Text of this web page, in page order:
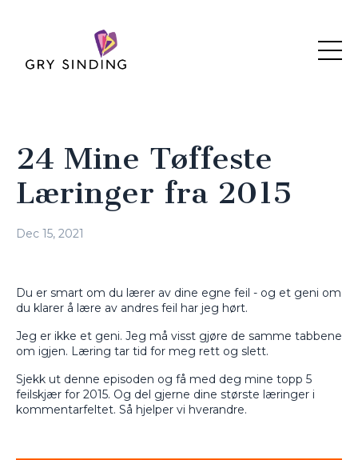
24 Mine Tøffeste
Læringer fra 2015
Dec 15, 2021
Du er smart om du lærer av dine egne feil - og et geni om
du klarer å lære av andres feil har jeg hørt.
Jeg er ikke et geni. Jeg må visst gjøre de samme tabbene
om igjen. Læring tar tid for meg rett og slett.
Sjekk ut denne episoden og få med deg mine topp 5
feilskjær for 2015. Og del gjerne dine største læringer i
kommentarfeltet. Så hjelper vi hverandre.